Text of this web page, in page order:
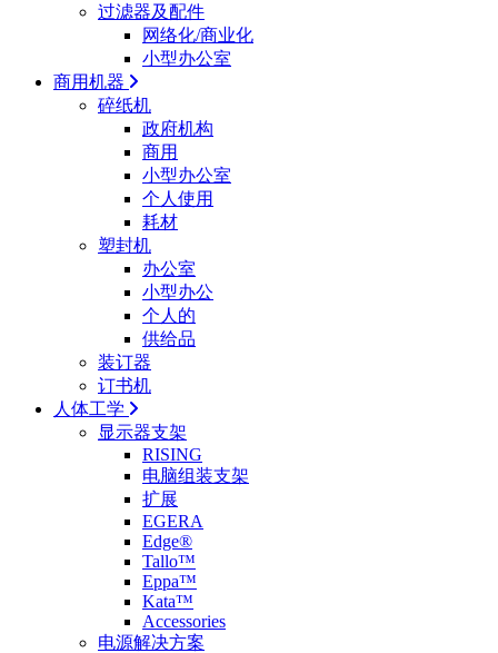
过滤器及配件
网络化/商业化
小型办公室
商用机器
碎纸机
政府机构
商用
小型办公室
个人使用
耗材
塑封机
办公室
小型办公
个人的
供给品
装订器
订书机
人体工学
显示器支架
RISING
电脑组装支架
扩展
EGERA
Edge®
Tallo™
Eppa™
Kata™
Accessories
电源解决方案